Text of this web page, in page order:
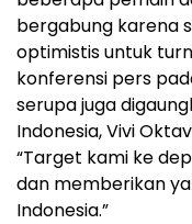
bergabung karena
optimistis untuk
konferensi pers
serupa juga
Indonesia, Vivi
“Target kami ke
dan memberikan
Indonesia.”